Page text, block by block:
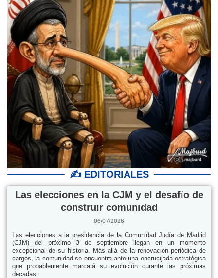
✍ EDITORIALES
Las elecciones en la CJM y el desafío de
construir comunidad
06/07/2026
Las elecciones a la presidencia de la Comunidad Judía de Madrid
(CJM) del próximo 3 de septiembre llegan en un momento
excepcional de su historia. Más allá de la renovación periódica de
cargos, la comunidad se encuentra ante una encrucijada estratégica
que probablemente marcará su evolución durante las próximas
décadas.